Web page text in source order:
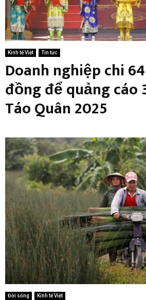
Kinh tế Việt Tin tức
Doanh nghiệp chi
đồng để quảng cáo
Táo Quân 2025
Đời sống Kinh tế Việt